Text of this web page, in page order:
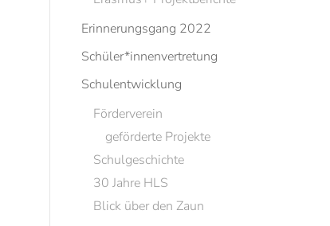
Erinnerungsgang 2022
Schüler*innenvertretung
Schulentwicklung
Förderverein
geförderte Projekte
Schulgeschichte
30 Jahre HLS
Blick über den Zaun